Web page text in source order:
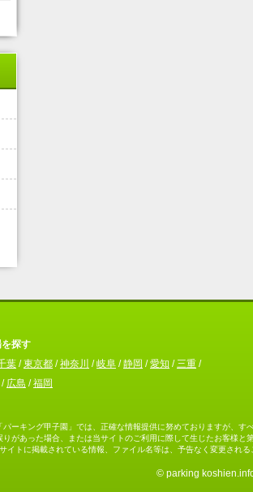
探す
葉 /東京都 /神奈川 /岐阜 /静岡 /愛知 / 三重 /
/ 広島 /福岡
パーキング甲子園」では、正確な情報提供に努めておりますが、す
りがあった場合、または当サイトのご利用に際して生じたお客様と
イトに掲載されている情報、ファイル名等は、予告なく変更され
© parking